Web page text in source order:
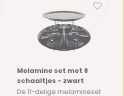
Melamine set met 8
schaaltjes - zwart
De 11-delige melamineset